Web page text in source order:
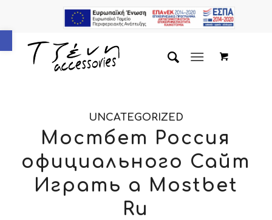
Ανοίξτε τη γραμμή εργαλείων
UNCATEGORIZED
Мостбет Россия
официального Сайт
Играть а Mostbet
Ru